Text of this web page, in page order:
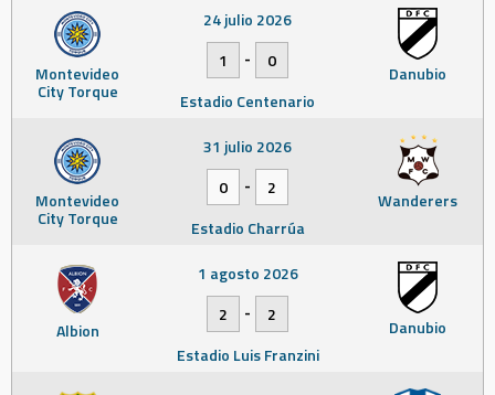
Montevideo
City Torque
Danubio
24 julio 2026
1
-
0
Estadio Centenario
Montevideo
City Torque
Wanderers
31 julio 2026
0
-
2
Estadio Charrúa
Albion Danubio
1 agosto 2026
2
-
2
Estadio Luis Franzini